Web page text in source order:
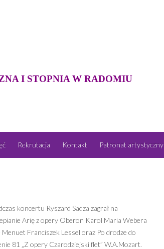
I STOPNIA W RADOMIU
Rekrutacja Kontakt Patronat artystyczny
koncertu Ryszard Sadza zagrał na
Arię z opery Oberon Karol Maria Webera
Franciszek Lessel oraz Po drodze do
81 „Z opery Czarodziejski flet” W.A.Mozart.